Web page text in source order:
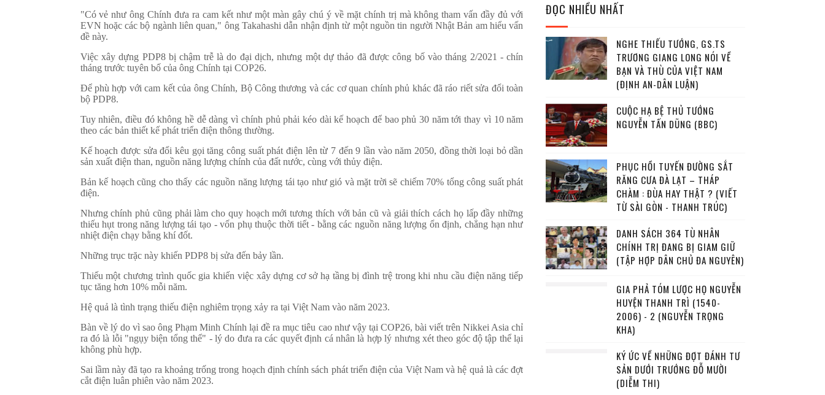
"Có vẻ như ông Chính đưa ra cam kết như một màn gây chú ý về mặt chính trị mà không tham vấn đầy đủ với
EVN hoặc các bộ ngành liên quan," ông Takahashi dẫn nhận định từ một nguồn tin người Nhật Bản am hiểu vấn
đề này.
Việc xây dựng PDP8 bị chậm trễ là do đại dịch, nhưng một dự thảo đã được công bố vào tháng 2/2021 - chín
tháng trước tuyên bố của ông Chính tại COP26.
Để phù hợp với cam kết của ông Chính, Bộ Công thương và các cơ quan chính phủ khác đã ráo riết sửa đổi toàn
bộ PDP8.
Tuy nhiên, điều đó không hề dễ dàng vì chính phủ phải kéo dài kế hoạch để bao phủ 30 năm tới thay vì 10 năm
theo các bản thiết kế phát triển điện thông thường.
Kế hoạch được sửa đổi kêu gọi tăng công suất phát điện lên từ 7 đến 9 lần vào năm 2050, đồng thời loại bỏ dần
sản xuất điện than, nguồn năng lượng chính của đất nước, cùng với thủy điện.
Bản kế hoạch cũng cho thấy các nguồn năng lượng tái tạo như gió và mặt trời sẽ chiếm 70% tổng công suất phát
điện.
Nhưng chính phủ cũng phải làm cho quy hoạch mới tương thích với bản cũ và giải thích cách họ lấp đầy những
thiếu hụt trong năng lượng tái tạo - vốn phụ thuộc thời tiết - bằng các nguồn năng lượng ổn định, chẳng hạn như
nhiệt điện chạy bằng khí đốt.
Những trục trặc này khiến PDP8 bị sửa đến bảy lần.
Thiếu một chương trình quốc gia khiến việc xây dựng cơ sở hạ tầng bị đình trệ trong khi nhu cầu điện năng tiếp
tục tăng hơn 10% mỗi năm.
Hệ quả là tình trạng thiếu điện nghiêm trọng xảy ra tại Việt Nam vào năm 2023.
Bàn về lý do vì sao ông Phạm Minh Chính lại đề ra mục tiêu cao như vậy tại COP26, bài viết trên Nikkei Asia chỉ
ra đó là lỗi "ngụy biện tổng thể" - lý do đưa ra các quyết định cá nhân là hợp lý nhưng xét theo góc độ tập thể lại
không phù hợp.
Sai lầm này đã tạo ra khoảng trống trong hoạch định chính sách phát triển điện của Việt Nam và hệ quả là các đợt
cắt điện luân phiên vào năm 2023.
ĐỌC NHIỀU NHẤT
NGHE THIẾU TƯỚNG, GS.TS
TRƯƠNG GIANG LONG NÓI VỀ
BẠN VÀ THÙ CỦA VIỆT NAM
(ĐỊNH AN-DÂN LUẬN)
CUỘC HẠ BỆ THỦ TƯỚNG
NGUYỄN TẤN DŨNG (BBC)
PHỤC HỒI TUYẾN ĐƯỜNG SẮT
RĂNG CƯA ĐÀ LẠT – THÁP
CHÀM : ĐÙA HAY THẬT ? (VIẾT
TỪ SÀI GÒN - THANH TRÚC)
DANH SÁCH 364 TÙ NHÂN
CHÍNH TRỊ ĐANG BỊ GIAM GIỮ
(TẬP HỢP DÂN CHỦ ĐA NGUYÊN)
GIA PHẢ TÓM LƯỢC HỌ NGUYỄN
HUYỆN THANH TRÌ (1540-
2006) - 2 (NGUYỄN TRỌNG
KHA)
KÝ ỨC VỀ NHỮNG ĐỢT ĐÁNH TƯ
SẢN DƯỚI TRƯỚNG ĐỖ MƯỜI
(DIỄM THI)